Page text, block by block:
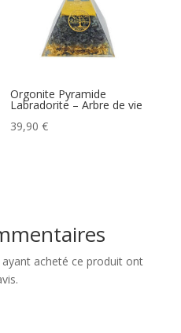
Orgonite Pyramide
Labradorite – Arbre de vie
39,90€
acheté ce produit ont